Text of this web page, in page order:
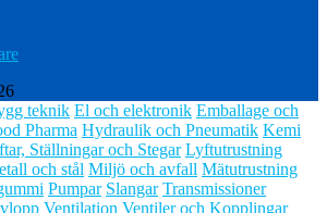
teknik El och elektronik Emballage och
Pharma Hydraulik och Pneumatik Kemi
Ställningar och Stegar Lyftutrustning
och stål Miljö och avfall Mätutrustning
Pumpar Slangar Transmissioner
Ventilation Ventiler och Kopplingar